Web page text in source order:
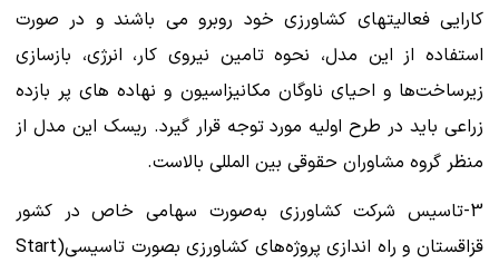
کارایی فعالیتهای کشاورزی خود روبرو می باشند و در صورت
استفاده از این مدل، نحوه تامین نیروی کار، انرژی، بازسازی
زیرساخت‌ها و احیای ناوگان مکانیزاسیون و نهاده های پر بازده
زراعی باید در طرح اولیه مورد توجه قرار گیرد. ریسک این مدل از
منظر گروه مشاوران حقوقی بین المللی بالاست.
3-تاسیس شرکت کشاورزی به‌صورت سهامی خاص در کشور
قزاقستان و راه اندازی پروژه‌های کشاورزی بصورت تاسیسی(Start